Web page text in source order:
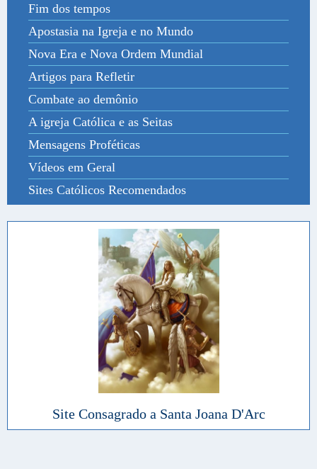
Fim dos tempos
Apostasia na Igreja e no Mundo
Nova Era e Nova Ordem Mundial
Artigos para Refletir
Combate ao demônio
A igreja Católica e as Seitas
Mensagens Proféticas
Vídeos em Geral
Sites Católicos Recomendados
Site Consagrado a Santa Joana D'Arc